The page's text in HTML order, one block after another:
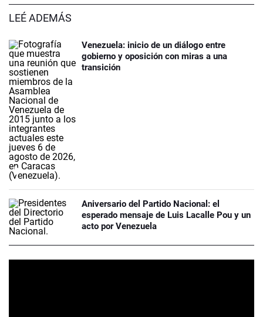
LEÉ ADEMÁS
Venezuela: inicio de un diálogo entre
gobierno y oposición con miras a una
transición
Aniversario del Partido Nacional: el
esperado mensaje de Luis Lacalle Pou y un
acto por Venezuela